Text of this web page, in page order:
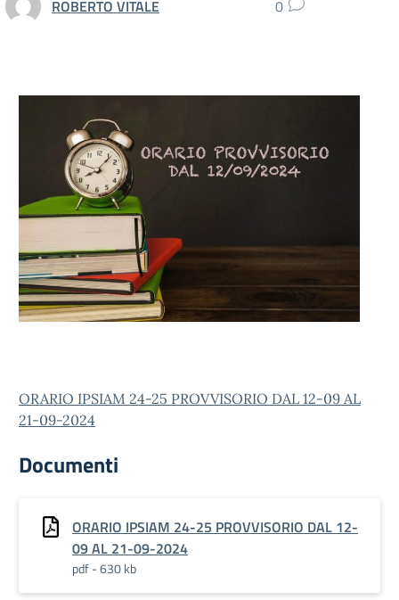
ROBERTO VITALE 0
ORARIO IPSIAM 24-25 PROVVISORIO DAL 12-09 AL
21-09-2024
Documenti
ORARIO IPSIAM 24-25 PROVVISORIO DAL 12-
09 AL 21-09-2024
pdf - 630 kb